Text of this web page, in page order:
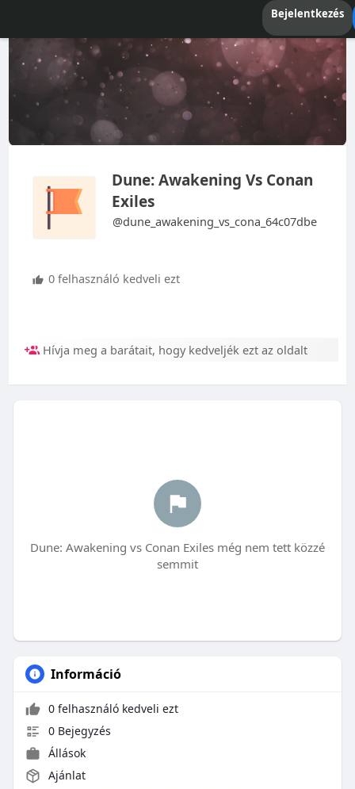
Bejelentkezés
Dune: Awakening Vs Conan
Exiles
@dune_awakening_vs_cona_64c07dbe
0 felhasználó kedveli ezt
Hívja meg a barátait, hogy kedveljék ezt az oldalt
Dune: Awakening vs Conan Exiles még nem tett közzé
semmit
Információ
0 felhasználó kedveli ezt
0 Bejegyzés
Állások
Ajánlat